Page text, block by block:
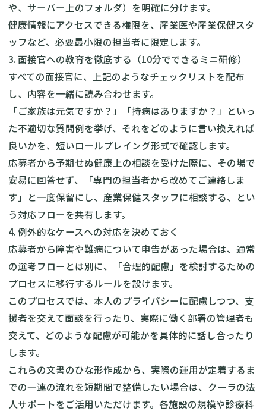
や、サーバー上のフォルダ）を明確に分けます。
健康情報にアクセスできる権限を、産業医や産業保健スタ
ッフなど、必要最小限の担当者に限定します。
3. 面接官への教育を徹底する（10分でできるミニ研修）
すべての面接官に、上記のようなチェックリストを配布
し、内容を一緒に読み合わせます。
「ご家族は元気ですか？」「持病はありますか？」といっ
た不適切な質問例を挙げ、それをどのように言い換えれば
良いかを、短いロールプレイング形式で確認します。
応募者から予期せぬ健康上の相談を受けた際に、その場で
安易に回答せず、「専門の担当者から改めてご連絡しま
す」と一度保留にし、産業保健スタッフに相談する、とい
う対応フローを共有します。
4. 例外的なケースへの対応を決めておく
応募者から障害や難病について申告があった場合は、通常
の選考フローとは別に、「合理的配慮」を検討するための
プロセスに移行するルールを設けます。
このプロセスでは、本人のプライバシーに配慮しつつ、支
援者を交えて面談を行ったり、実際に働く部署の管理者も
交えて、どのような配慮が可能かを具体的に話し合ったり
します。
これらの文書のひな形作成から、実際の運用が定着するま
での一連の流れを短期間で整備したい場合は、クーラの法
人サポートをご活用いただけます。各施設の規模や診療科